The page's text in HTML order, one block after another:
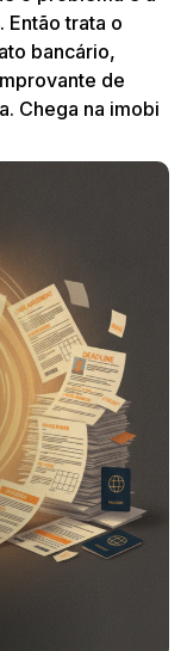
trata o
bancário,
de
Chega na imobi